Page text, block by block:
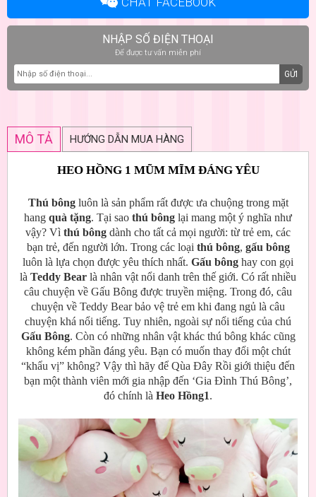
NHẬP SỐ ĐIỆN THOẠI
Để được tư vấn miễn phí
GỬI
MÔ TẢ HƯỚNG DẪN MUA HÀNG
HEO HỒNG 1 MŨM MĨM ĐÁNG YÊU
Thú bôngluôn là sản phẩm rất được ưa chuộng trong mặt
hang quà tặng. Tại sao thú bông lại mang một ý nghĩa như
vậy? Vì thú bông dành cho tất cả mọi người: từ trẻ em, các
bạn trẻ, đến người lớn. Trong các loại thú bông, gấu bông
luôn là lựa chọn được yêu thích nhất. Gấu bông hay con gọi
là Teddy Bear là nhân vật nổi danh trên thế giới. Có rất nhiều
câu chuyện về Gấu Bông được truyền miệng. Trong đó, câu
chuyện về Teddy Bear bảo vệ trẻ em khi đang ngủ là câu
chuyện khá nổi tiếng. Tuy nhiên, ngoài sự nổi tiếng của chú
Gấu Bông. Còn có những nhân vật khác thú bông khác cũng
không kém phần đáng yêu. Bạn có muốn thay đổi một chút
“khẩu vị” không? Vậy thì hãy để Qùa Đây Rồi giới thiệu đến
bạn một thành viên mới gia nhập đến ‘Gia Đình Thú Bông’,
đó chính là Heo Hồng1.